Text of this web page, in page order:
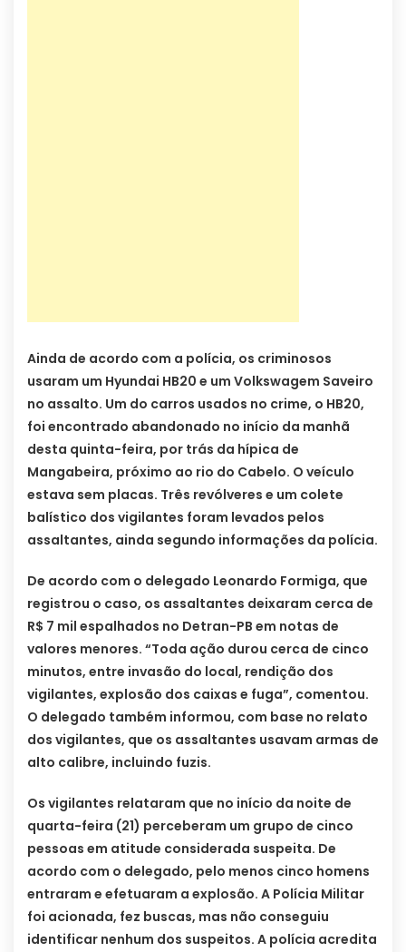
Ainda de acordo com a polícia, os criminosos
usaram um Hyundai HB20 e um Volkswagem Saveiro
no assalto. Um do carros usados no crime, o HB20,
foi encontrado abandonado no início da manhã
desta quinta-feira, por trás da hípica de
Mangabeira, próximo ao rio do Cabelo. O veículo
estava sem placas. Três revólveres e um colete
balístico dos vigilantes foram levados pelos
assaltantes, ainda segundo informações da polícia.
De acordo com o delegado Leonardo Formiga, que
registrou o caso, os assaltantes deixaram cerca de
R$ 7 mil espalhados no Detran-PB em notas de
valores menores. “Toda ação durou cerca de cinco
minutos, entre invasão do local, rendição dos
vigilantes, explosão dos caixas e fuga”, comentou.
O delegado também informou, com base no relato
dos vigilantes, que os assaltantes usavam armas de
alto calibre, incluindo fuzis.
Os vigilantes relataram que no início da noite de
quarta-feira (21) perceberam um grupo de cinco
pessoas em atitude considerada suspeita. De
acordo com o delegado, pelo menos cinco homens
entraram e efetuaram a explosão. A Polícia Militar
foi acionada, fez buscas, mas não conseguiu
identificar nenhum dos suspeitos. A polícia acredita